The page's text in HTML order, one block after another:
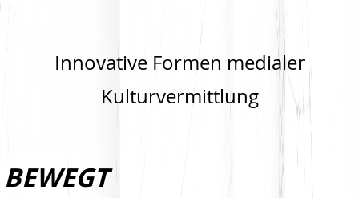
Innovative Formen medialer
Kulturvermittlung
BEWEGT